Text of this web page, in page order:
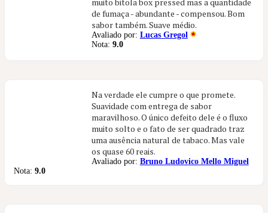
de fumaça - abundante - compensou. Bom
sabor também. Suave médio.
Avaliado por: Lucas Gregol
Nota: 9.0
Na verdade ele cumpre o que promete.
Suavidade com entrega de sabor
maravilhoso. O único defeito dele é o fluxo
muito solto e o fato de ser quadrado traz
uma ausência natural de tabaco. Mas vale
os quase 60 reais.
Avaliado por: Bruno Ludovico Mello Miguel
Nota: 9.0